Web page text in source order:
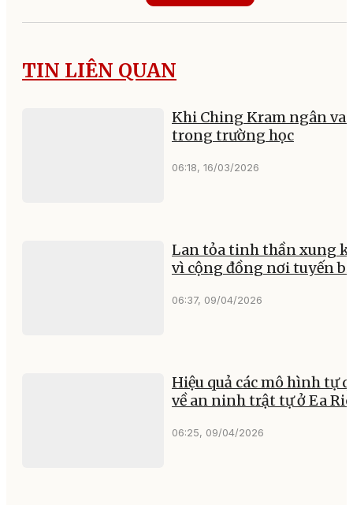
TIN LIÊN QUAN
Khi Ching Kram ngân
trong trường học
06:18, 16/03/2026
Lan tỏa tinh thần xung
vì cộng đồng nơi tuyến
06:37, 09/04/2026
Hiệu quả các mô hình tự
về an ninh trật tự ở Ea
06:25, 09/04/2026